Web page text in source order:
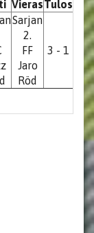
VierasTulos
Sarjan
2.
FF
Jaro
Röd
3 - 1 1-2